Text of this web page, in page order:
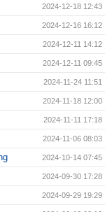
2024-12-18 12:43
2024-12-16 16:12
2024-12-11 14:12
2024-12-11 09:45
2024-11-24 11:51
2024-11-18 12:00
2024-11-11 17:18
2024-11-06 08:03
2024-10-14 07:45
2024-09-30 17:28
2024-09-29 19:29